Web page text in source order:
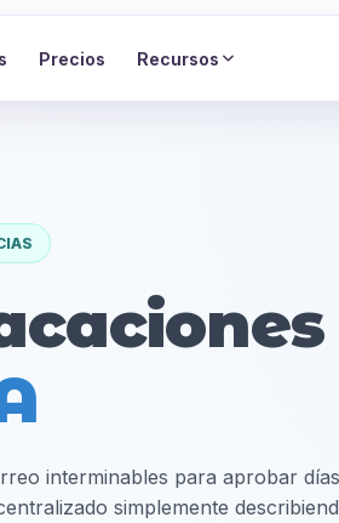
Precios Recursos
interminables para aprobar
simplemente